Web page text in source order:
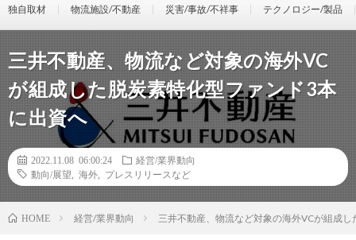
独自取材 物流施設/不動産 災害/事故/不祥事 テクノロジー/製品
三井不動産、物流など対象の海外VC
が組成した脱炭素特化型ファンド3本
に出資へ
2022.11.08 06:00:24
経営/業界動向
動向/展望
海外 プレスリリースなど
HOME 経営/業界動向 三井不動産、物流など対象の海外VCが組成